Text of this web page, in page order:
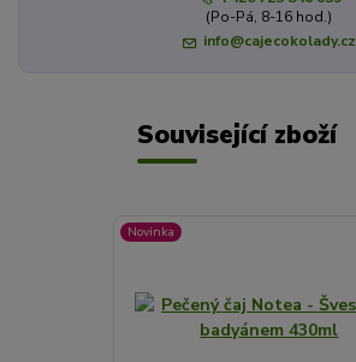
(Po-Pá, 8-16 hod.)
info@cajecokolady.cz
Související zboží
Novinka